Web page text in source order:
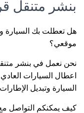
بنشر متنقل
هل تعطلت بك
موقعي؟
نحن نعمل في بنشر
اعطال السيارات
السيارة وتبديل الإطارات
كيف يمكنكم التواصل